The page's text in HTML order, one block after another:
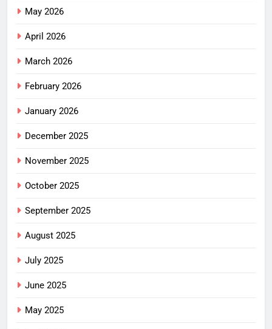
May 2026
April 2026
March 2026
February 2026
January 2026
December 2025
November 2025
October 2025
September 2025
August 2025
July 2025
June 2025
May 2025